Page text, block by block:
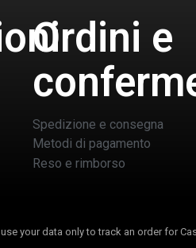
Ordini e
Spedizione e consegna
Metodi di pagamento
Reso e rimborso
your data only to track an order for